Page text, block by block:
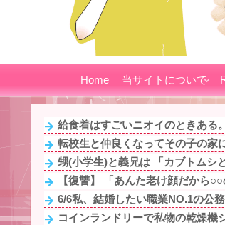
Home 当サイトについて
給食着はすごいニオイのときある
転校生と仲良くなってその子の家
甥(小学生)と義兄は 「カブトムシ
【復讐】 「あんた老け顔だから
6/6私、結婚したい職業NO.1の公
コインランドリーで私物の乾燥機